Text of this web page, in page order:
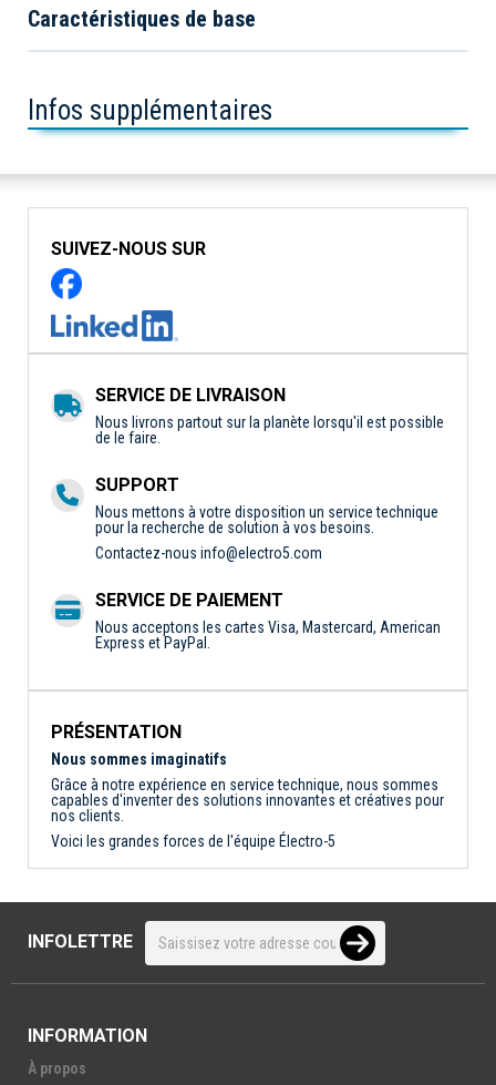
Caractéristiques de base
Infos supplémentaires
SUIVEZ-NOUS SUR
SERVICE DE LIVRAISON
Nous livrons partout sur la planète lorsqu'il est possible
de le faire.
SUPPORT
Nous mettons à votre disposition un service technique
pour la recherche de solution à vos besoins.
Contactez-nous info@electro5.com
SERVICE DE PAIEMENT
Nous acceptons les cartes Visa, Mastercard, American
Express et PayPal.
PRÉSENTATION
Nous sommes imaginatifs
Grâce à notre expérience en service technique, nous sommes
capables d'inventer des solutions innovantes et créatives pour
nos clients.
Voici les grandes forces de l'équipe Électro-5
INFOLETTRE
INFORMATION
À propos